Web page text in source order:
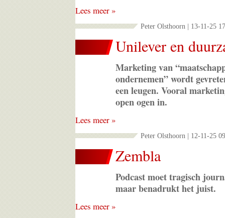
Lees meer »
Peter Olsthoorn | 13-11-25
Unilever en
Marketing van
ondernemen” wordt
een leugen. Vooral
open ogen in.
Lees meer »
Peter Olsthoorn | 12-11-25
Zembla
Podcast moet tragisch
maar benadrukt het juist.
Lees meer »